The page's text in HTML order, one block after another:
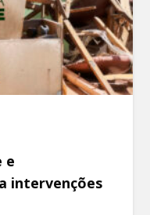
e
intervenções